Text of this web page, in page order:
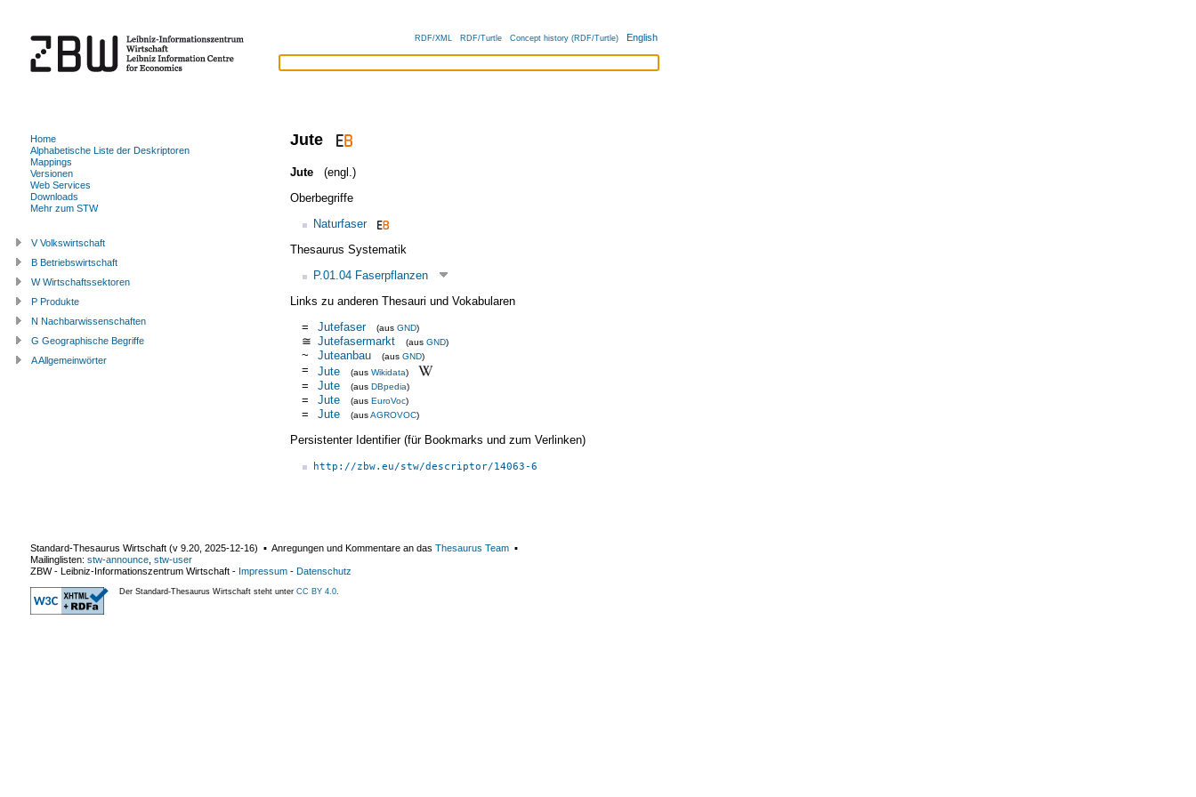
RDF/XML RDF/Turtle Concept history (RDF/Turtle) English
Jute
Jute
(engl.)
Oberbegriffe
Naturfaser
Thesaurus Systematik
P.01.04 Faserpflanzen
Links zu anderen Thesauri und Vokabularen
=
Jutefaser (aus GND)
≅ Jutefasermarkt (aus GND)
~ Juteanbau (aus GND)
= Jute (aus Wikidata)
= Jute (aus DBpedia)
= Jute (aus EuroVoc)
= Jute (ausAGROVOC)
Persistenter Identifier (für Bookmarks und zum Verlinken)
http://zbw.eu/stw/descriptor/14063-6
Home
Alphabetische Liste der Deskriptoren
Mappings
Versionen
Web Services
Downloads
Mehr zum STW
V Volkswirtschaft
B Betriebswirtschaft
W Wirtschaftssektoren
P Produkte
N Nachbarwissenschaften
G Geographische Begriffe
A Allgemeinwörter
Standard-Thesaurus Wirtschaft (v 9.20 2025-12-16) ▪ Anregungen und Kommentare an das Thesaurus Team ▪
Mailinglisten: stw-announce stw-user
ZBW - Leibniz-Informationszentrum Wirtschaft - Impressum - Datenschutz
Der Standard-Thesaurus Wirtschaft steht unter CC BY 4.0